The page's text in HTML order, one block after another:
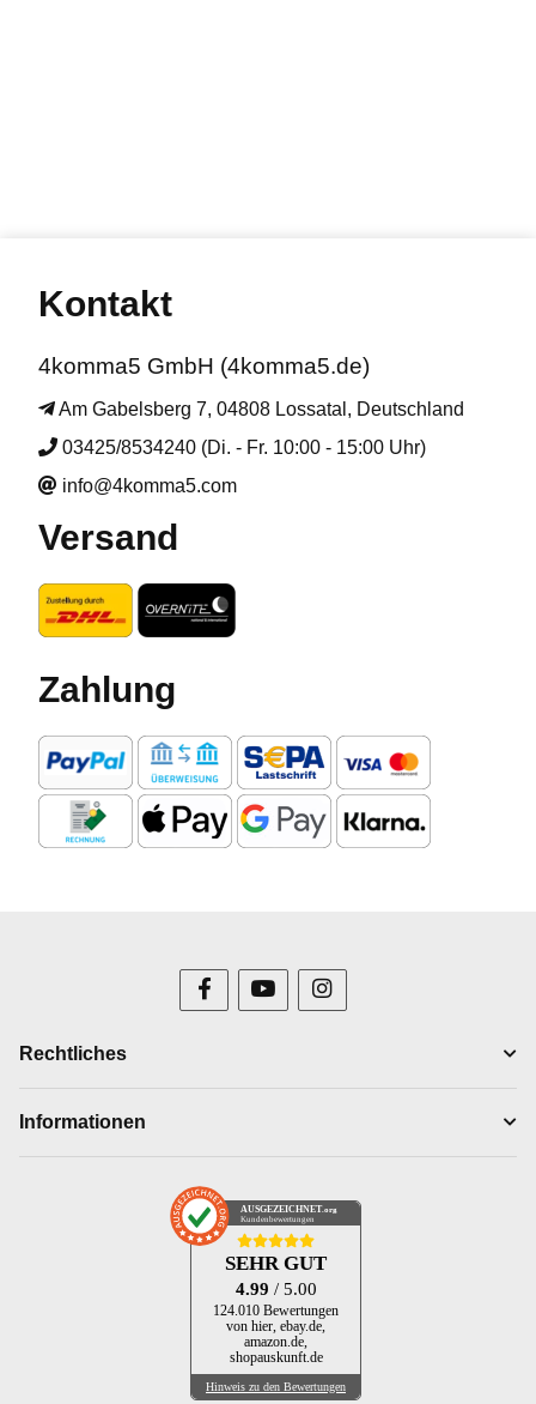
Kontakt
4komma5 GmbH (4komma5.de)
Am Gabelsberg 7, 04808 Lossatal, Deutschland
03425/8534240 (Di. - Fr. 10:00 - 15:00 Uhr)
info@4komma5.com
Versand
Zahlung
Rechtliches
Informationen
AUSGEZEICHNET .org
Kundenbewertungen
SEHR GUT
4.99 / 5.00
124.010 Bewertungen
von hier, ebay.de,
amazon.de,
shopauskunft.de
Hinweis zu den Bewertungen